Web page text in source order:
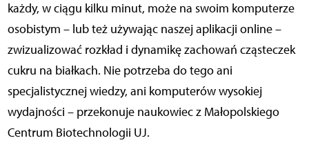
każdy, w ciągu kilku minut, może na swoim komputerze
osobistym – lub też używając naszej aplikacji online –
zwizualizować rozkład i dynamikę zachowań cząsteczek
cukru na białkach. Nie potrzeba do tego ani
specjalistycznej wiedzy, ani komputerów wysokiej
wydajności – przekonuje naukowiec z Małopolskiego
Centrum Biotechnologii UJ.